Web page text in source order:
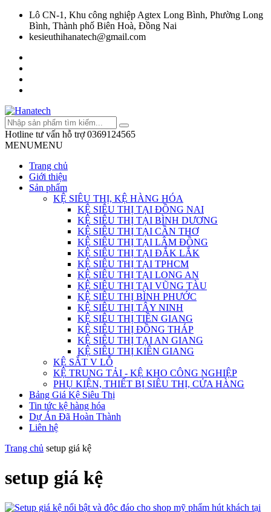
Lô CN-1, Khu công nghiệp Agtex Long Bình, Phường Long
Bình, Thành phố Biên Hoà, Đồng Nai
kesieuthihanatech@gmail.com
Hotline tư vấn hỗ trợ 0369124565
MENUMENU
Trang chủ
Giới thiệu
Sản phẩm
KỆ SIÊU THỊ, KỆ HÀNG HÓA
KỆ SIÊU THỊ TẠI ĐỒNG NAI
KỆ SIÊU THỊ TẠI BÌNH DƯƠNG
KỆ SIÊU THỊ TẠI CẦN THƠ
KỆ SIÊU THỊ TẠI LÂM ĐỒNG
KỆ SIÊU THỊ TẠI ĐẮK LẮK
KỆ SIÊU THỊ TẠI TPHCM
KỆ SIÊU THỊ TẠI LONG AN
KỆ SIÊU THỊ TẠI VŨNG TÀU
KỆ SIÊU THỊ BÌNH PHƯỚC
KỆ SIÊU THỊ TÂY NINH
KỆ SIÊU THỊ TIỀN GIANG
KỆ SIÊU THỊ ĐỒNG THÁP
KỆ SIÊU THỊ TẠI AN GIANG
KỆ SIÊU THỊ KIÊN GIANG
KỆ SẮT V LỖ
KỆ TRUNG TẢI - KỆ KHO CÔNG NGHIỆP
PHỤ KIỆN, THIẾT BỊ SIÊU THỊ, CỬA HÀNG
Bảng Giá Kệ Siêu Thị
Tin tức kệ hàng hóa
Dự Án Đã Hoàn Thành
Liên hệ
Trang chủ setup giá kệ
setup giá kệ